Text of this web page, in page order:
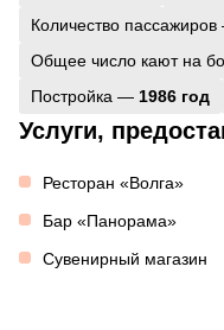
Количество
Общее число кают на
Постройка — 1986 год
Услуги,
Ресторан «Волга»
Бар «Панорама»
Сувенирный магазин